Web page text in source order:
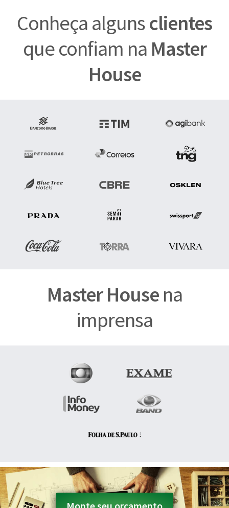
Conheça algunsclientes
que confiam na Master
House
Master Housena
imprensa